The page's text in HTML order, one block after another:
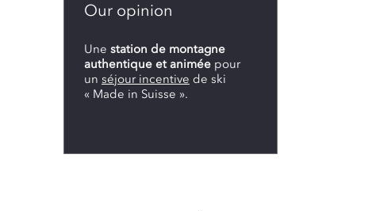
Our opinion
Une station de montagne
authentique et animée pour
un séjour incentive de ski
« Made in Suisse ».